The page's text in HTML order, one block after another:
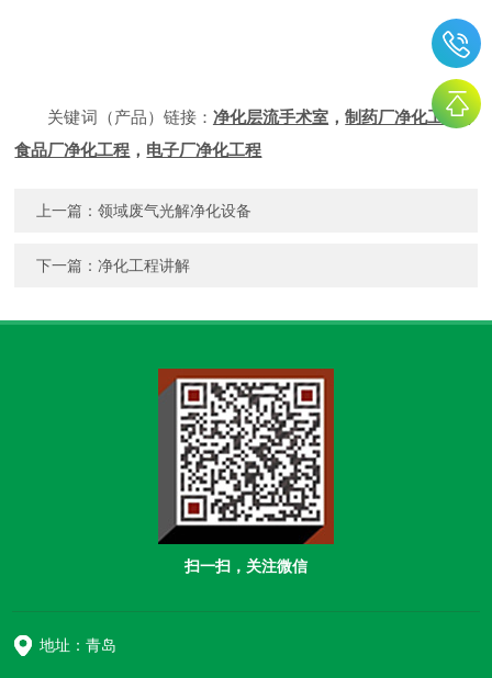
关键词（产品）链接： 净化层流手术室 ，制药厂净化工程，
食品厂净化工程 ， 电子厂净化工程
上一篇：领域废气光解净化设备
下一篇：净化工程讲解
扫一扫，关注微信
地址：青岛